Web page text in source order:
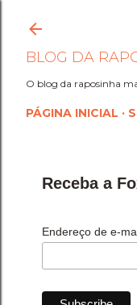
BLOG DA
O blog da raposinha
PÁGINA INICIAL
Receba a
Endereço de e-